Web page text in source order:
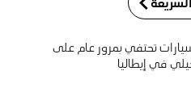
تحتفي بمرور عام على
في إيطاليا